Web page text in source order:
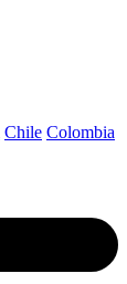
Chile Colombia